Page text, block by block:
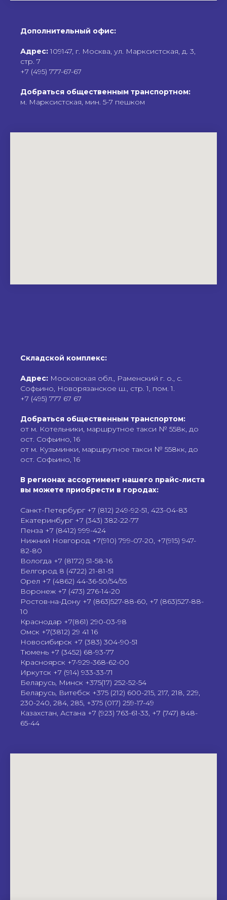
Дополнительный офис:
Адрес:109147, г. Москва, ул. Марксистская, д. 3,
стр. 7
+7 (495) 777-67-67
Добраться общественным транспортном:
м. Марксистская, мин. 5-7 пешком
Cкладской комплекс:
Адрес: Московская обл., Раменский г. о., с.
Софьино, Новорязанское ш., стр. 1, пом. 1.
+7 (495) 777 67 67
Добраться общественным транспортом:
от м. Котельники, маршрутное такси № 558к, до
ост. Софьино, 16
от м. Кузьминки, маршрутное такси № 558кк, до
ост. Софьино, 16
В регионах ассортимент нашего прайс-листа
вы можете приобрести в городах:
Санкт-Петербург +7 (812) 249-92-51, 423-04-83
Екатеринбург +7 (343) 382-22-77
Пенза +7 (8412) 999-424
Нижний Новгород +7(910) 799-07-20, +7(915) 947-
82-80
Вологда +7 (8172) 51-58-16
Белгород 8 (4722) 21-81-51
Орел +7 (4862) 44-36-50/54/55
Воронеж +7 (473) 276-14-20
Ростов-на-Дону +7 (863)527-88-60, +7 (863)527-88-
10
Краснодар +7(861) 290-03-98
Омск +7(3812) 29 41 16
Новосибирск +7 (383) 304-90-51
Тюмень +7 (3452) 68-93-77
Красноярск +7-929-368-62-00
Иркутск +7 (914) 933-33-71
Беларусь, Минск +375(17) 252-52-54
Беларусь, Витебск +375 (212) 600-215, 217, 218, 229,
230-240, 284, 285, +375 (017) 259-17-49
Казахстан, Астана +7 (923) 763-61-33, +7 (747) 848-
65-44